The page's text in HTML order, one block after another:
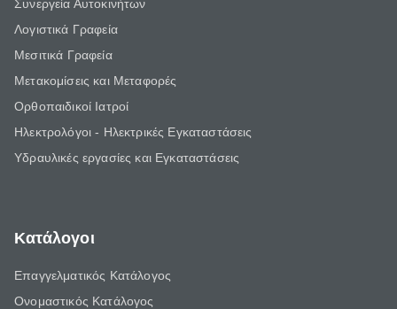
Συνεργεία Αυτοκινήτων
Λογιστικά Γραφεία
Μεσιτικά Γραφεία
Μετακομίσεις και Μεταφορές
Ορθοπαιδικοί Ιατροί
Ηλεκτρολόγοι - Ηλεκτρικές Εγκαταστάσεις
Υδραυλικές εργασίες και Εγκαταστάσεις
Κατάλογοι
Επαγγελματικός Κατάλογος
Ονομαστικός Κατάλογος